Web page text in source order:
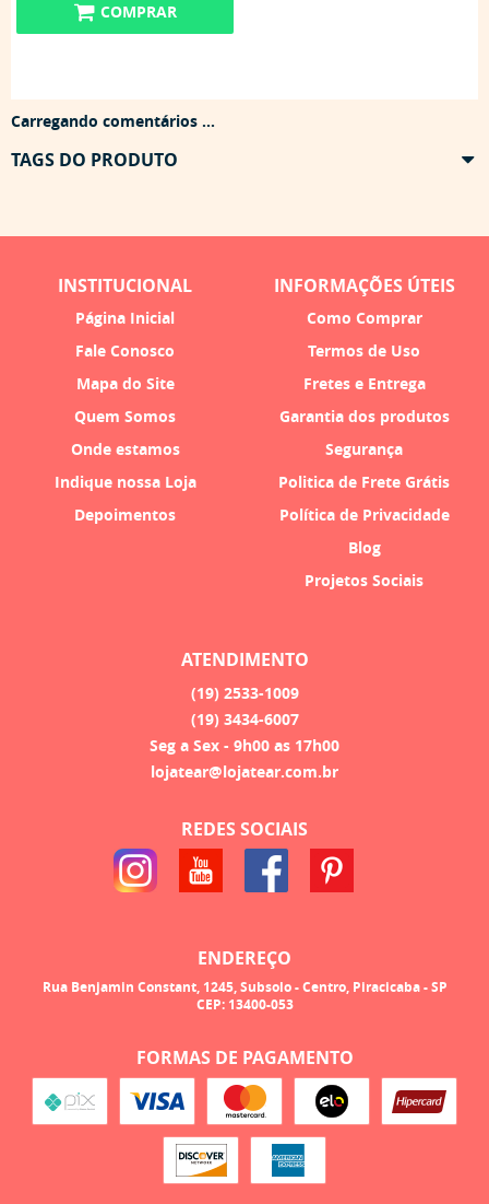
COMPRAR
Carregando comentários ...
TAGS DO PRODUTO
INSTITUCIONAL
Página Inicial
Fale Conosco
Mapa do Site
Quem Somos
Onde estamos
Indique nossa Loja
Depoimentos
INFORMAÇÕES ÚTEIS
Como Comprar
Termos de Uso
Fretes e Entrega
Garantia dos produtos
Segurança
Politica de Frete Grátis
Política de Privacidade
Blog
Projetos Sociais
ATENDIMENTO
(19) 2533-1009
(19) 3434-6007
Seg a Sex - 9h00 as 17h00
lojatear@lojatear.com.br
REDES SOCIAIS
ENDEREÇO
Rua Benjamin Constant, 1245, Subsolo-Centro, Piracicaba-SP
CEP: 13400-053
FORMAS DE PAGAMENTO